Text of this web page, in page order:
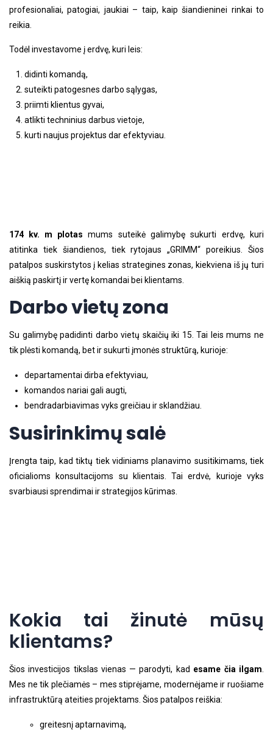
profesionaliai, patogiai, jaukiai – taip, kaip šiandieninei rinkai to
reikia.
Todėl investavome į erdvę, kuri leis:
didinti komandą,
suteikti patogesnes darbo sąlygas,
priimti klientus gyvai,
atlikti techninius darbus vietoje,
kurti naujus projektus dar efektyviau.
174 kv. m plotas mums suteikė galimybę sukurti erdvę, kuri
atitinka tiek šiandienos, tiek rytojaus „GRIMM“ poreikius. Šios
patalpos suskirstytos į kelias strategines zonas, kiekviena iš jų turi
aiškią paskirtį ir vertę komandai bei klientams.
Darbo vietų zona
Su galimybę padidinti darbo vietų skaičių iki 15. Tai leis mums ne
tik plėsti komandą, bet ir sukurti įmonės struktūrą, kurioje:
departamentai dirba efektyviau,
komandos nariai gali augti,
bendradarbiavimas vyks greičiau ir sklandžiau.
Susirinkimų salė
Įrengta taip, kad tiktų tiek vidiniams planavimo susitikimams, tiek
oficialioms konsultacijoms su klientais. Tai erdvė, kurioje vyks
svarbiausi sprendimai ir strategijos kūrimas.
Kokia tai žinutė mūsų
klientams?
Šios investicijos tikslas vienas — parodyti, kad esame čia ilgam
Mes ne tik plečiamės – mes stiprėjame, modernėjame ir ruošiame
infrastruktūrą ateities projektams. Šios patalpos reiškia:
greitesnį aptarnavimą,